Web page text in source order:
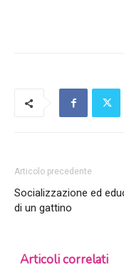
Articolo precedente
Socializzazione ed
di un gattino
Articoli correlati